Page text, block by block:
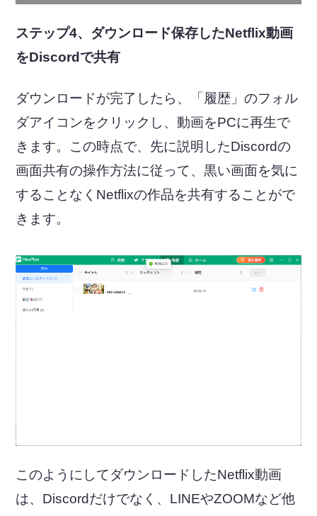
ステップ4、ダウンロード保存したNetflix動画
をDiscordで共有
ダウンロードが完了したら、「履歴」のフォル
ダアイコンをクリックし、動画をPCに再生で
きます。この時点で、先に説明したDiscordの
画面共有の操作方法に従って、黒い画面を気に
することなくNetflixの作品を共有することがで
きます。
このようにしてダウンロードしたNetflix動画
は、Discordだけでなく、LINEやZOOMなど他